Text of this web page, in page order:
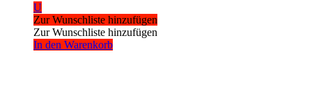
U
Zur Wunschliste hinzufügen
Zur Wunschliste hinzufügen
In den Warenkorb